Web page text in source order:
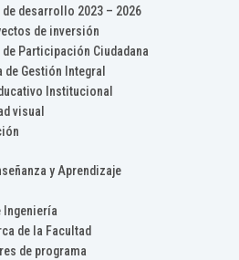
de desarrollo 2023 – 2026
de inversión
de Participación Ciudadana
de Gestión Integral
Institucional
visual
y Aprendizaje
Ingeniería
de la Facultad
de programa